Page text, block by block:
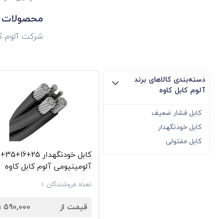
محصولات
شرکت آلوم
شرکت آلوم
کابل‌های
است. از
دار آلوم کابل
اشعه ماورا
سیم های
دسته‌بندی کالاهای برند
آلوم کابل کاوه
کابل فشار ضعیف
کابل خودنگهدار
کابل مفتولی
آلومینیومی آلوم کابل کاوه
تعداد فروشندگان :1
قیمت از 590,000